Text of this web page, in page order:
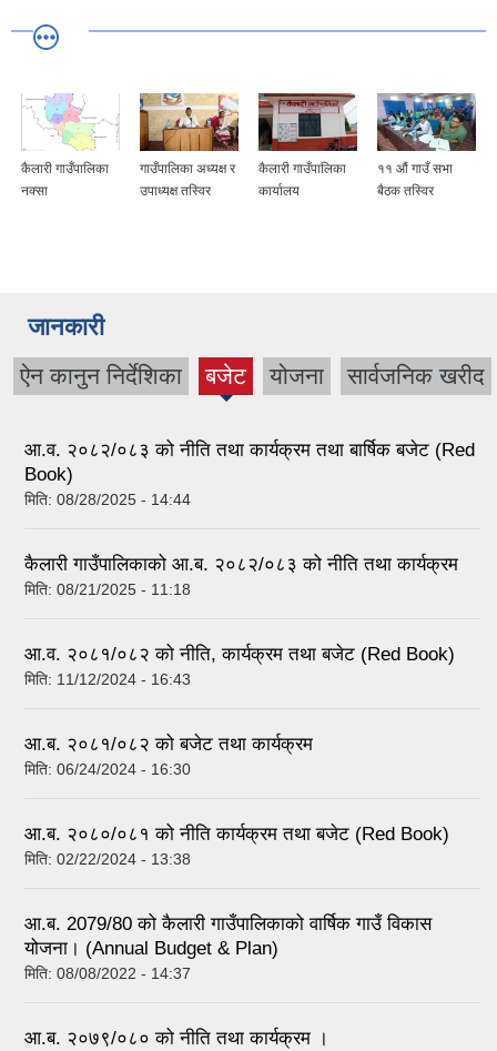
कैलारी गाउँपालिका
नक्सा
गाउँपालिका अध्यक्ष र
उपाध्यक्ष तस्विर
कैलारी गाउँपालिका
कार्यालय
११ औं गाउँ सभा
बैठक तस्विर
जानकारी
ऐन कानुन निर्देशिका बजेट
(active
योजना सार्वजनिक खरीद
आ.व. २०८२/०८३ को नीति तथा कार्यक्रम तथा बार्षिक बजेट (Red
Book)
मिति: 08/28/2025 - 14:44
कैलारी गाउँपालिकाको आ.ब. २०८२/०८३ को नीति तथा कार्यक्रम
मिति: 08/21/2025 - 11:18
आ.व. २०८१/०८२ को नीति, कार्यक्रम तथा बजेट (Red Book)
मिति: 11/12/2024 - 16:43
आ.ब. २०८१/०८२ को बजेट तथा कार्यक्रम
मिति: 06/24/2024 - 16:30
आ.ब. २०८०/०८१ को नीति कार्यक्रम तथा बजेट (Red Book)
मिति: 02/22/2024 - 13:38
आ‍.ब. 2079/80 को कैलारी गाउँपालिकाको वार्षिक गाउँ विकास
योजना। (Annual Budget & Plan)
मिति: 08/08/2022 - 14:37
आ.ब. २०७९/०८० को नीति तथा कार्यक्रम ।